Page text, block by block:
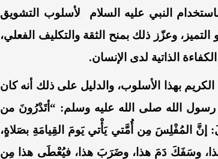
النبي عليه السلام لأسلوب
التشويق
وعزز ذلك بمنح الثقة والتكليف الفعلي،
الذاتية لدى الإنسان.
الكريم بهذا الأسلوب،والدليل على ذلك أنهكان
الله صلى الله عليه وسلم:
“أتَدْرُونَ من
إنَّ المُفْلِسَ مِن أُمَّتي يَأْتي يَومَ القِيامَةِ بصَلاةٍ،
وسَفَكَ دَمَ هذا، وضَرَبَ هذا، فيُعْطَى هذا مِن